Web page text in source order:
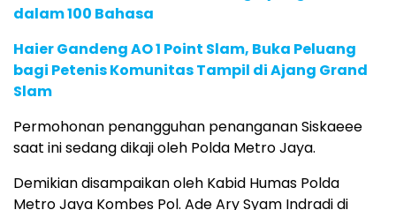
dalam 100 Bahasa
Haier Gandeng AO 1 Point Slam, Buka Peluang
bagi Petenis Komunitas Tampil di Ajang Grand
Slam
Permohonan penangguhan penanganan Siskaeee
saat ini sedang dikaji oleh Polda Metro Jaya.
Demikian disampaikan oleh Kabid Humas Polda
Metro Jaya Kombes Pol. Ade Ary Syam Indradi di